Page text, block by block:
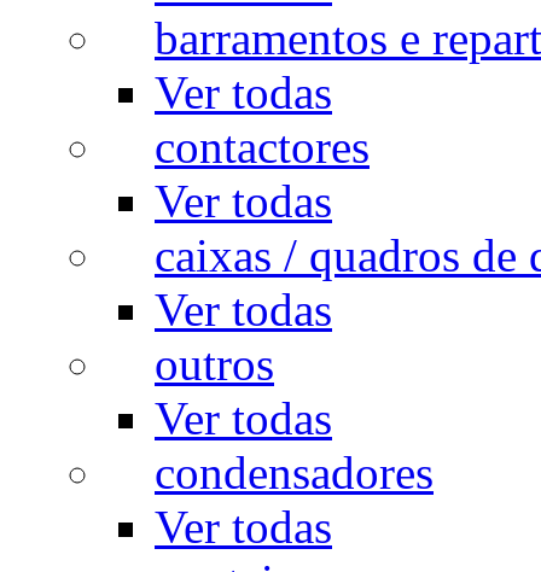
barramentos e
Ver todas
contactores
Ver todas
caixas / quadros de
Ver todas
outros
Ver todas
condensadores
Ver todas